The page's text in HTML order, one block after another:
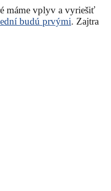
máme vplyv a vyriešiť
budú prvými. Zajtra